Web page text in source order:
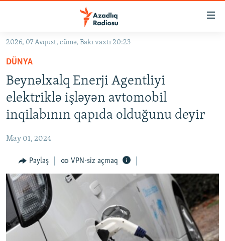
Əsas
qayıt
Əsas
naviqasiyaya
qayıt
Axtarışa
KORRUPSIOMETR
#ƏSLINDƏ
QANUNI DOĞRU
ARAŞDIRMA
MULTIMEDIA
VIDEO
FOTOQALEREYA
İNFOQRAFIKA
RADIO ARXIV
OXU ZALI
AZƏRBAYCAN ƏDƏBIYYATI KITABXANASI
HAQQIMIZDA
MISSIYAMIZ
2026, 07 Avqust, cümə, Bakı vaxtı 20:23
DÜNYA
Beynəlxalq Enerji Agentliyi
elektriklə işləyən avtomobil
inqilabının qapıda olduğunu deyir
May 01, 2024
Paylaş VPN-siz açmaq